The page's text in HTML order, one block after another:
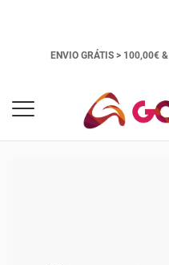
ENVIO GRÁTIS > 100,00€ &